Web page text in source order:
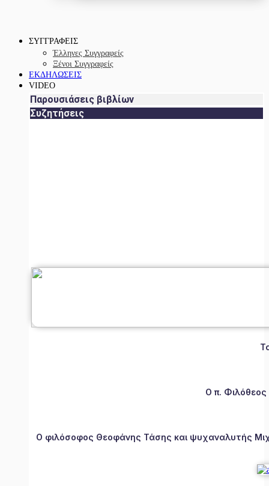
ΣΥΓΓΡΑΦΕΙΣ
Έλληνες Συγγραφείς
Ξένοι Συγγραφείς
ΕΚΔΗΛΩΣΕΙΣ
VIDEO
Παρουσιάσεις βιβλίων
Συζητήσεις
Ο π.
Ο φιλόσοφος Θεοφάνης Τάσης και ψυχαναλυτής